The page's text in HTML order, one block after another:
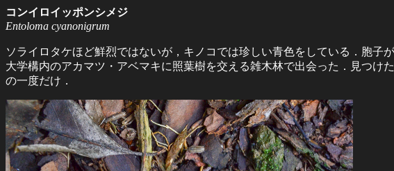
コンイロイッポンシメジ
Entoloma cyanonigrum
ソライロタケほど鮮烈ではないが，キノコでは珍しい青色をしている．胞子
大学構内のアカマツ・アベマキに照葉樹を交える雑木林で出会った．見つけ
の一度だけ．